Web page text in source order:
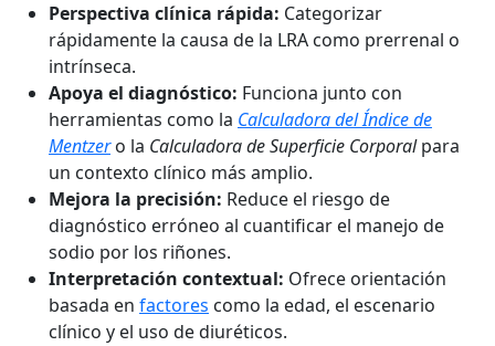
Perspectiva clínica rápida: Categorizar
rápidamente la causa de la LRA como prerrenal o
intrínseca.
Apoya el diagnóstico: Funciona junto con
herramientas como la Calculadora del Índice de
Mentzero la Calculadora de Superficie Corporalpara
un contexto clínico más amplio.
Mejora la precisión: Reduce el riesgo de
diagnóstico erróneo al cuantificar el manejo de
sodio por los riñones.
Interpretación contextual: Ofrece orientación
basada en factores como la edad, el escenario
clínico y el uso de diuréticos.